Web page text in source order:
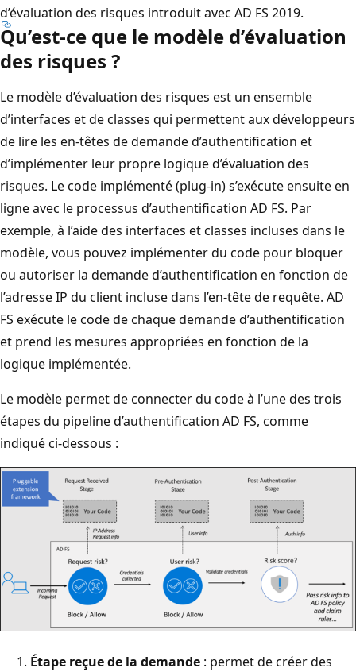
d’évaluation des risques introduit avec AD FS 2019.
Qu’est-ce que le modèle d’évaluation
des risques ?
Le modèle d’évaluation des risques est un ensemble
d’interfaces et de classes qui permettent aux développeurs
de lire les en-têtes de demande d’authentification et
d’implémenter leur propre logique d’évaluation des
risques. Le code implémenté (plug-in) s’exécute ensuite en
ligne avec le processus d’authentification AD FS. Par
exemple, à l’aide des interfaces et classes incluses dans le
modèle, vous pouvez implémenter du code pour bloquer
ou autoriser la demande d’authentification en fonction de
l’adresse IP du client incluse dans l’en-tête de requête. AD
FS exécute le code de chaque demande d’authentification
et prend les mesures appropriées en fonction de la
logique implémentée.
Le modèle permet de connecter du code à l’une des trois
étapes du pipeline d’authentification AD FS, comme
indiqué ci-dessous :
Étape reçue de la demande : permet de créer des